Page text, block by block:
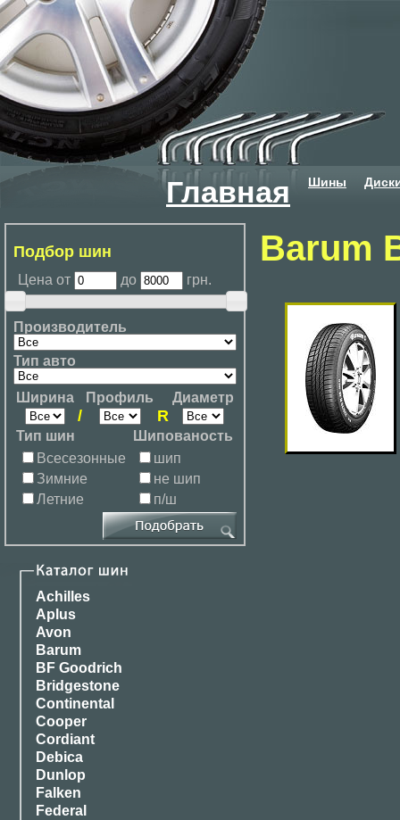
Главная Шины
Подбор шин
Цена от до грн.
Производитель
Тип авто
Ширина Профиль Диаметр
/ R
Тип шин
Шипованость
Всесезонные
Зимние
Летние
шип
не шип
п/ш
Achilles
Aplus
Avon
Barum
BF Goodrich
Bridgestone
Continental
Cooper
Cordiant
Debica
Dunlop
Falken
Federal
Barum